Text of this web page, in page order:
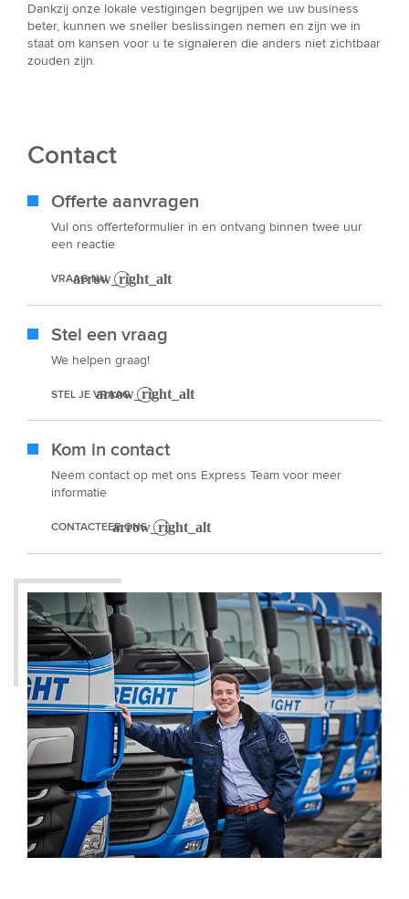
Dankzij onze lokale vestigingen begrijpen we uw business
beter, kunnen we sneller beslissingen nemen en zijn we in
staat om kansen voor u te signaleren die anders niet zichtbaar
zouden zijn.
Contact
Offerte aanvragen
Vul ons offerteformulier in en ontvang binnen twee uur
een reactie
VRAAG NU
Stel een vraag
We helpen graag!
STEL JE VRAAG
Kom in contact
Neem contact op met ons Express Team voor meer
informatie
CONTACTEER ONS